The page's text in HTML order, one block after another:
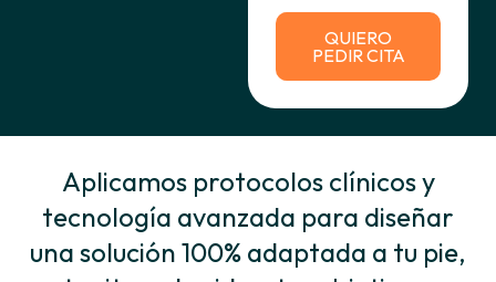
QUIERO
PEDIR CITA
Aplicamos protocolos clínicos y
tecnología avanzada para diseñar
una solución 100% adaptada a tu pie,